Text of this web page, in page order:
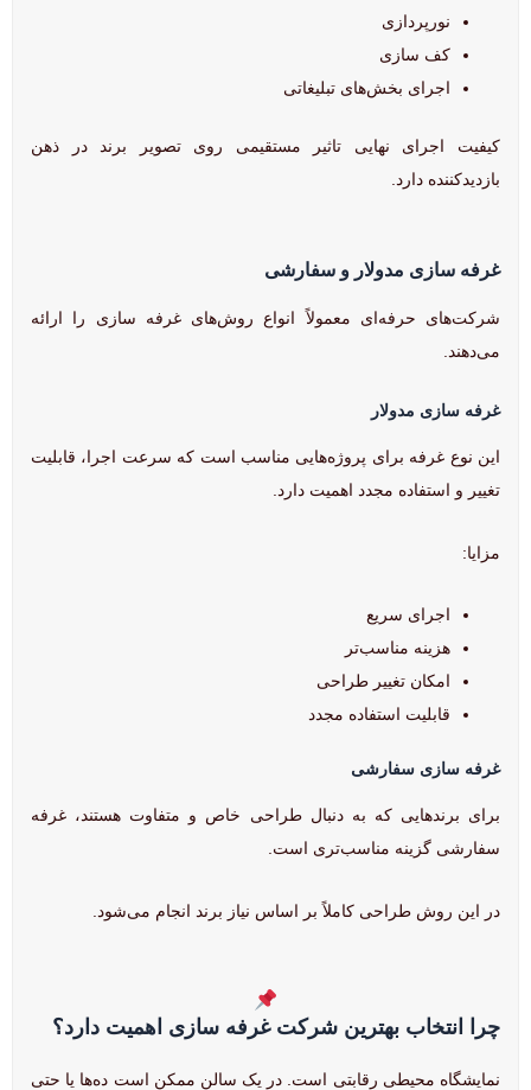
نورپردازی
کف سازی
اجرای بخش‌های تبلیغاتی
کیفیت اجرای نهایی تاثیر مستقیمی روی تصویر برند در ذهن
بازدیدکننده دارد.
غرفه سازی مدولار و سفارشی
شرکت‌های حرفه‌ای معمولاً انواع روش‌های غرفه سازی را ارائه
می‌دهند.
غرفه سازی مدولار
این نوع غرفه برای پروژه‌هایی مناسب است که سرعت اجرا، قابلیت
تغییر و استفاده مجدد اهمیت دارد.
مزایا:
اجرای سریع
هزینه مناسب‌تر
امکان تغییر طراحی
قابلیت استفاده مجدد
غرفه سازی سفارشی
برای برندهایی که به دنبال طراحی خاص و متفاوت هستند، غرفه
سفارشی گزینه مناسب‌تری است.
در این روش طراحی کاملاً بر اساس نیاز برند انجام می‌شود.
چرا انتخاب بهترین شرکت غرفه سازی اهمیت دارد؟
نمایشگاه محیطی رقابتی است. در یک سالن ممکن است ده‌ها یا حتی